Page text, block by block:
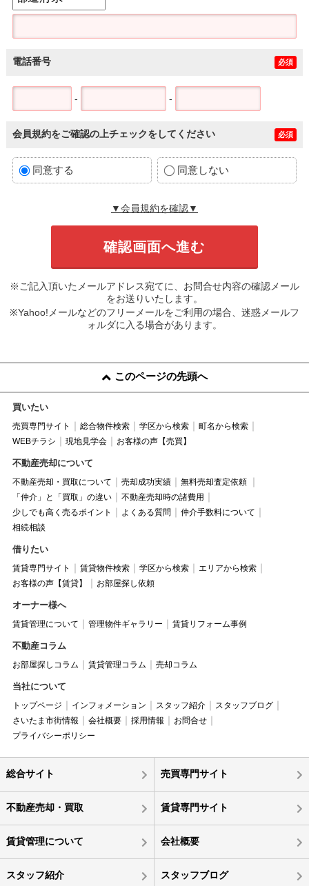
電話番号 必須
- -
会員規約をご確認の上チェックをしてください 必須
同意する 同意しない
▼会員規約を確認▼
※ご記入頂いたメールアドレス宛てに、お問合せ内容の確認メール
をお送りいたします。
※Yahoo!メールなどのフリーメールをご利用の場合、迷惑メールフ
ォルダに入る場合があります。
このページの先頭へ
買いたい
売買専門サイト 総合物件検索 学区から検索
町名から検索
WEBチラシ
現地見学会 お客様の声【売買】
不動産売却について
不動産売却・買取について 売却成功実績
無料売却査定依頼
「仲介」と「買取」の違い
不動産売却時の諸費用
少しでも高く売るポイント
よくある質問
仲介手数料について
相続相談
借りたい
賃貸専門サイト 賃貸物件検索 学区から検索
エリアから検索
お客様の声【賃貸】
お部屋探し依頼
オーナー様へ
賃貸管理について 管理物件ギャラリー 賃貸リフォーム事例
不動産コラム
お部屋探しコラム 賃貸管理コラム 売却コラム
当社について
トップページ インフォメーション スタッフ紹介
スタッフブログ
さいたま市街情報
会社概要 採用情報
お問合せ
プライバシーポリシー
総合サイト 売買専門サイト
不動産売却・買取 賃貸専門サイト
賃貸管理について 会社概要
スタッフ紹介 スタッフブログ